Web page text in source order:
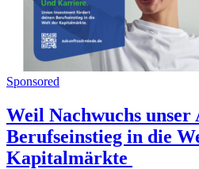
Sponsored
Weil Nachwuchs unser
Berufseinstieg in die
Kapitalmärkte